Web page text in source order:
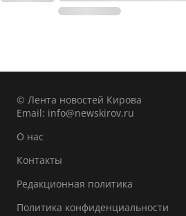
© Лента новостей Кирова
Email: info@newskirov.ru
О нас
Контакты
Редакционная политика
Политика конфиденциальности